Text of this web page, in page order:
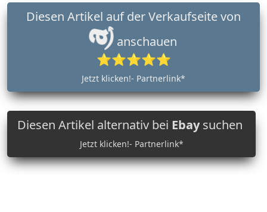
anschauen
⭐⭐⭐⭐⭐
Jetzt klicken!- Partnerlink*
Diesen Artikel alternativ bei Ebaysuchen
Jetzt klicken!- Partnerlink*